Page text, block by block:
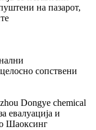
на пазарот,
сопствени
Dongye chemical
евалуација и
Шаоксинг